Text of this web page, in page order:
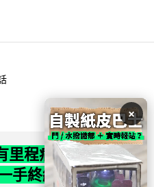
里程病 剩 75% 電
手終結電車指令
×